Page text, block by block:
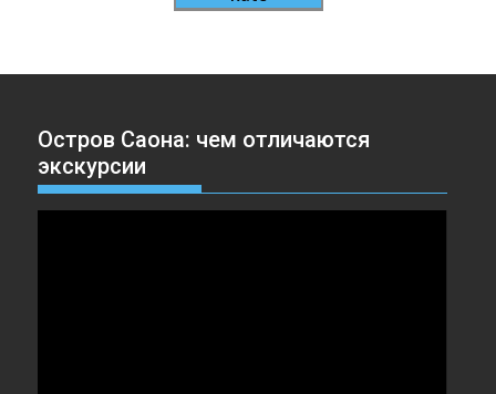
Остров Саона: чем отличаются
экскурсии